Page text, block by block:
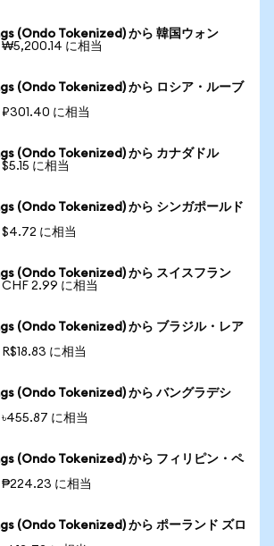
(Ondo Tokenized) から 韓国ウォン
₩5,200.14 に相当
(Ondo Tokenized) から ロシア・ルーブ
₽301.40 に相当
(Ondo Tokenized) から カナダドル
に相当
(Ondo Tokenized) から シンガポールド
$4.72 に相当
(Ondo Tokenized) から スイスフラン
CHF 2.99 に相当
(Ondo Tokenized) から ブラジル・レア
に相当
(Ondo Tokenized) から バングラデシ
に相当
(Ondo Tokenized) から フィリピン・ペ
₱224.23 に相当
(Ondo Tokenized) から ポーランド ズロ